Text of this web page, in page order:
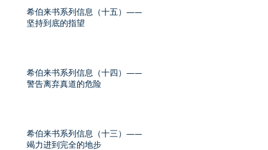
希伯来书系列信息（十五）——
坚持到底的指望
希伯来书系列信息（十四）——
警告离弃真道的危险
希伯来书系列信息（十三）——
竭力进到完全的地步